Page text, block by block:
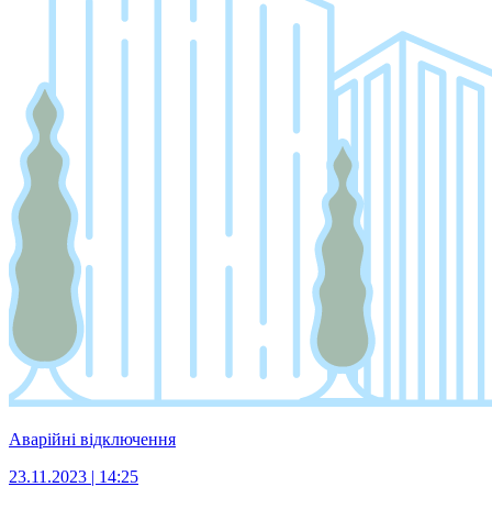
Аварійні відключення
23.11.2023 | 14:25